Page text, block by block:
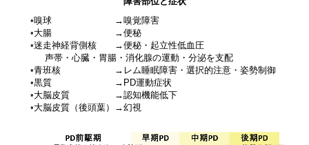
•嗅球 →嗅覚障害
•大腸 →便秘
•迷走神経背側核 →便秘・起立性低血圧
声帯・心臓・胃腸・消化腺の運動・分泌を支配
•青班核 →レム睡眠障害・選択的注意・姿勢制御
•黒質 → PD運動症状
•大脳皮質 →認知機能低下
•大脳皮質（後頭葉）→幻視